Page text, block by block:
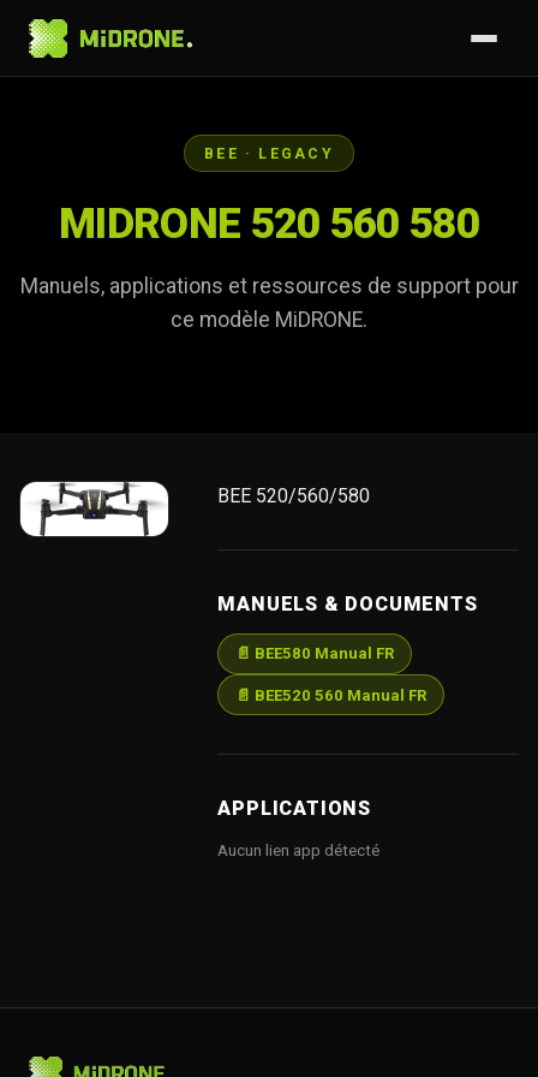
BEE · LEGACY
MIDRONE 520 560 580
Manuels, applications et ressources de support pour
ce modèle MiDRONE.
BEE 520/560/580
MANUELS & DOCUMENTS
📄 BEE580 Manual FR
📄 BEE520 560 Manual FR
APPLICATIONS
Aucun lien app détecté